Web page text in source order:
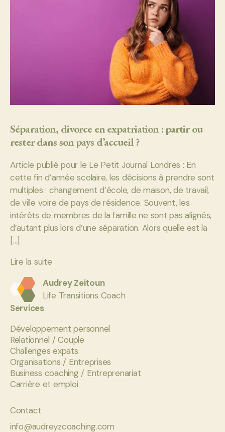
Séparation, divorce en expatriation : partir ou
rester dans son pays d’accueil ?
Article publié pour le Le Petit Journal Londres : En
cette fin d’année scolaire, les décisions à prendre sont
multiples : changement d’école, de maison, de travail,
de ville voire de pays de résidence. Souvent, les
intérêts de membres de la famille ne sont pas alignés,
d’autant plus lors d’une séparation. Alors quelle est la
[…]
Lire la suite
Audrey Zeitoun
Life Transitions Coach
Services
Développement personnel
Relationnel / Couple
Challenges expats
Organisations / Entreprises
Business coaching / Entreprenariat
Carrière et emploi
Contact
info@audreyzcoaching.com